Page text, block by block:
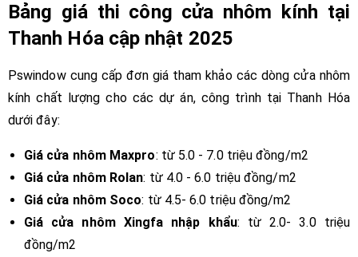
Bảng giá thi công cửa nhôm kính tại
Thanh Hóa cập nhật 2025
Pswindow cung cấp đơn giá tham khảo các dòng cửa nhôm
kính chất lượng cho các dự án, công trình tại Thanh Hóa
dưới đây:
Giá cửa nhôm Maxpro: từ 5.0 - 7.0 triệu đồng/m2
Giá cửa nhôm Rolan: từ 4.0 - 6.0 triệu đồng/m2
Giá cửa nhôm Soco: từ 4.5- 6.0 triệu đồng/m2
Giá cửa nhôm Xingfa nhập khẩu: từ 2.0- 3.0 triệu
đồng/m2